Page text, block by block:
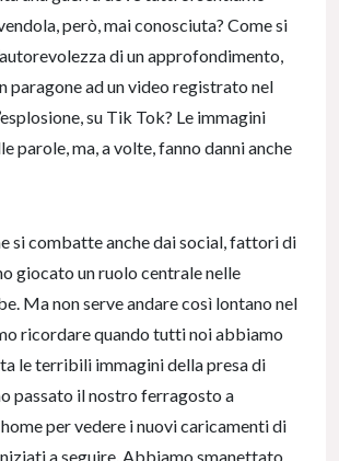
però, mai conosciuta? Come si
di un approfondimento,
paragone ad un video registrato nel
su Tik Tok? Le immagini
parole, ma, a volte, fanno danni anche
si combatte anche dai social, fattori di
giocato un ruolo centrale nelle
Ma non serve andare così lontano nel
ricordare quando tutti noi abbiamo
le terribili immagini della presa di
passato il nostro ferragosto a
per vedere i nuovi caricamenti di
a seguire. Abbiamo smanettato